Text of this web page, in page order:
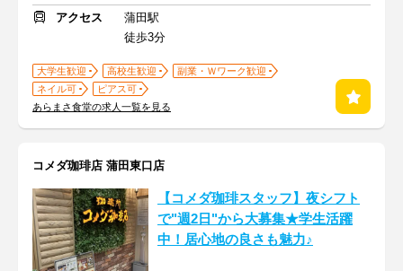
アクセス
蒲田駅
徒歩3分
大学生歓迎 高校生歓迎
副業・Ｗワーク歓迎
ネイル可
ピアス可
あらまさ食堂の求人一覧を見る
コメダ珈琲店 蒲田東口店
【コメダ珈琲スタッフ】夜シフト
で"週2日"から大募集★学生活躍
中！居心地の良さも魅力♪